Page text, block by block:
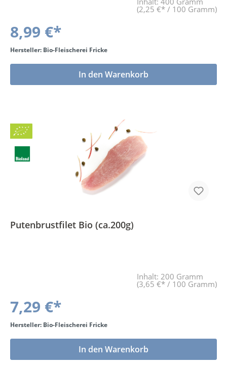
(2,25 €* / 100 Gramm)
8,99 €*
Hersteller: Bio-Fleischerei Fricke
In den Warenkorb
Bio
BLa
Putenbrustfilet Bio (ca.200g)
Inhalt: 200 Gramm
(3,65 €* / 100 Gramm)
7,29 €*
Hersteller: Bio-Fleischerei Fricke
In den Warenkorb